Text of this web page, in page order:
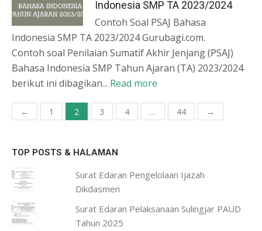
Indonesia SMP TA 2023/2024
Contoh Soal PSAJ Bahasa
Indonesia SMP TA 2023/2024 Gurubagi.com.
Contoh soal Penilaian Sumatif Akhir Jenjang (PSAJ)
Bahasa Indonesia SMP Tahun Ajaran (TA) 2023/2024
berikut ini dibagikan... Read more
Paginasi
← 1 2 3 4 … 44 →
TOP POSTS & HALAMAN
Surat Edaran Pengelolaan Ijazah
Dikdasmen
Surat Edaran Pelaksanaan Sulingjar PAUD
Tahun 2025